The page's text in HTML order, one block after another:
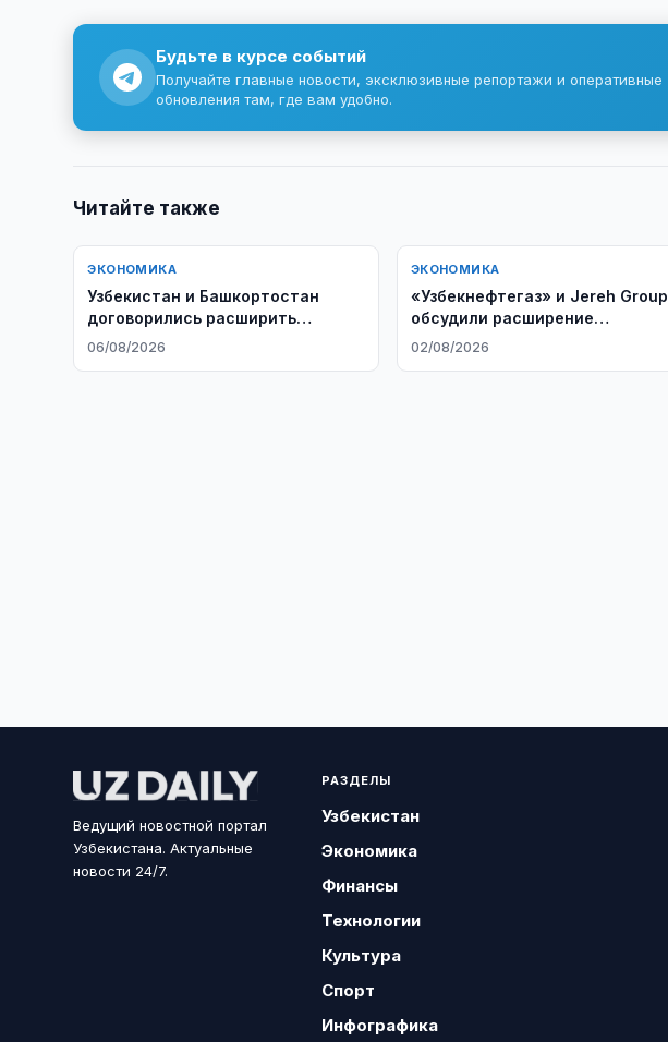
Будьте в курсе событий
Получайте главные новости, эксклюзивные репортажи и оперативные
обновления там, где вам удобно.
Читайте также
ЭКОНОМИКА
Узбекистан и Башкортостан
договорились расширить
деловое сотрудничество
06/08/2026
ЭКОНОМИКА
«Узбекнефтегаз» и Jereh Group
обсудили расширение
сотрудничества
02/08/2026
Ведущий новостной портал
Узбекистана. Актуальные
новости 24/7.
РАЗДЕЛЫ
Узбекистан
Экономика
Финансы
Технологии
Культура
Спорт
Инфографика